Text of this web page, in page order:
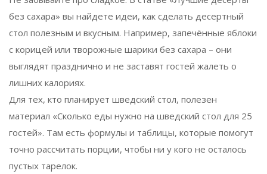
без сахара» вы найдете идеи, как сделать десертный
стол полезным и вкусным. Например, запечённые яблоки
с корицей или творожные шарики без сахара – они
выглядят празднично и не заставят гостей жалеть о
лишних калориях.
Для тех, кто планирует шведский стол, полезен
материал «Сколько еды нужно на шведский стол для 25
гостей». Там есть формулы и таблицы, которые помогут
точно рассчитать порции, чтобы ни у кого не осталось
пустых тарелок.